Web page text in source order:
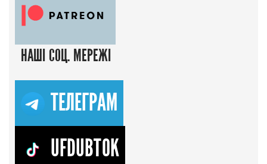
НАШІ СОЦ. МЕРЕЖІ
ТЕЛЕГРАМ
UFDUBTOK